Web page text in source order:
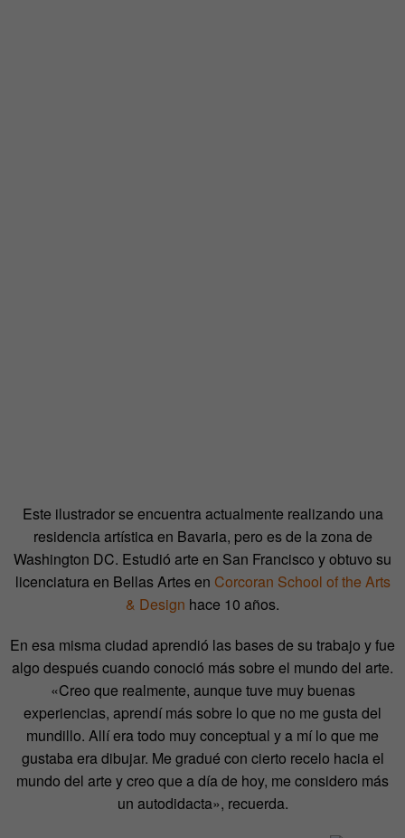
Este ilustrador se encuentra actualmente realizando una
residencia artística en Bavaria, pero es de la zona de
Washington DC. Estudió arte en San Francisco y obtuvo su
licenciatura en Bellas Artes en Corcoran School of the Arts
& Design hace 10 años.
En esa misma ciudad aprendió las bases de su trabajo y fue
algo después cuando conoció más sobre el mundo del arte.
«Creo que realmente, aunque tuve muy buenas
experiencias, aprendí más sobre lo que no me gusta del
mundillo. Allí era todo muy conceptual y a mí lo que me
gustaba era dibujar. Me gradué con cierto recelo hacia el
mundo del arte y creo que a día de hoy, me considero más
un autodidacta», recuerda.